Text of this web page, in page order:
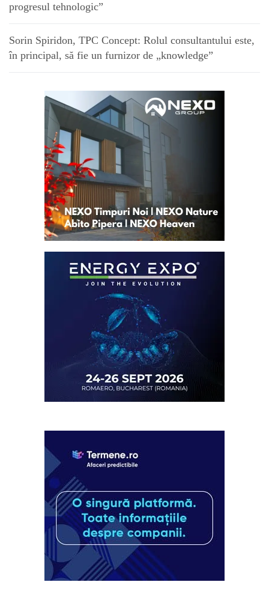
progresul tehnologic”
Sorin Spiridon, TPC Concept: Rolul consultantului este,
în principal, să fie un furnizor de „knowledge”